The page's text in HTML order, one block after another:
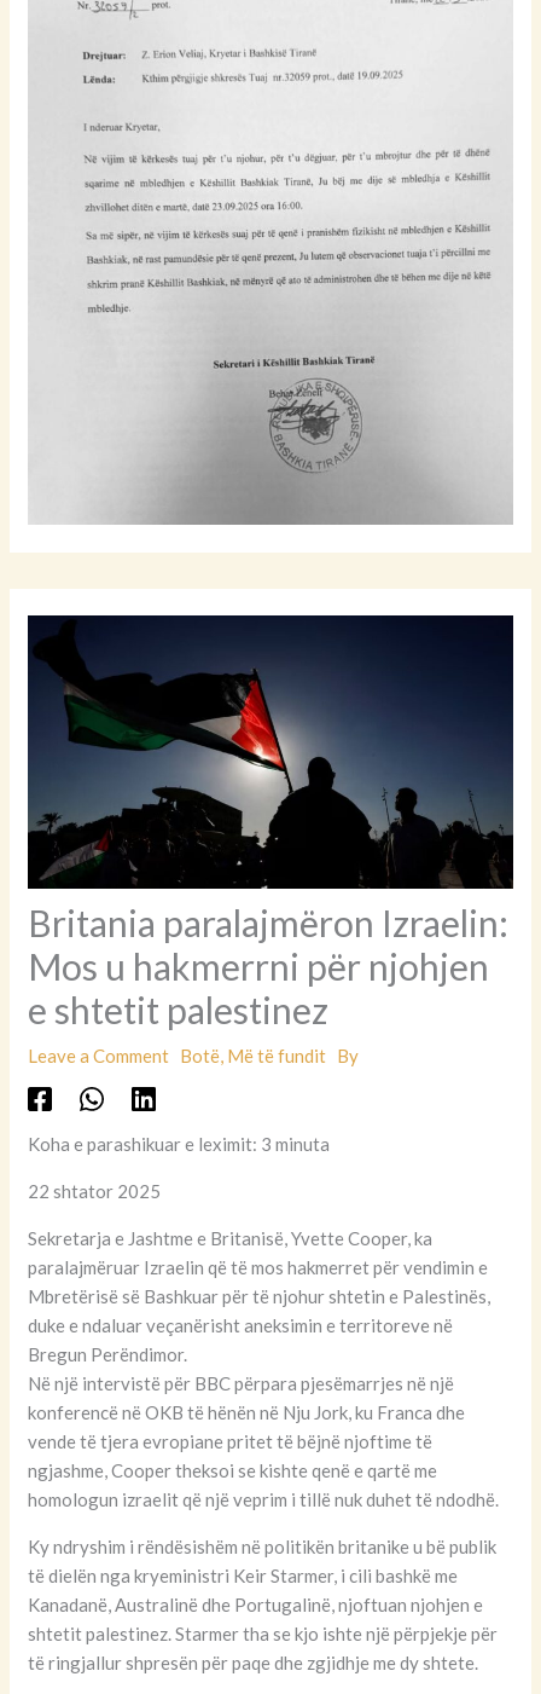
Britania paralajmëron Izraelin:
Mos u hakmerrni për njohjen
e shtetit palestinez
Leave a Comment Botë, Më të fundit By
Koha e parashikuar e leximit: 3 minuta
22 shtator 2025
Sekretarja e Jashtme e Britanisë, Yvette Cooper, ka
paralajmëruar Izraelin që të mos hakmerret për vendimin e
Mbretërisë së Bashkuar për të njohur shtetin e Palestinës,
duke e ndaluar veçanërisht aneksimin e territoreve në
Bregun Perëndimor.
Në një intervistë për BBC përpara pjesëmarrjes në një
konferencë në OKB të hënën në Nju Jork, ku Franca dhe
vende të tjera evropiane pritet të bëjnë njoftime të
ngjashme, Cooper theksoi se kishte qenë e qartë me
homologun izraelit që një veprim i tillë nuk duhet të ndodhë.
Ky ndryshim i rëndësishëm në politikën britanike u bë publik
të dielën nga kryeministri Keir Starmer, i cili bashkë me
Kanadanë, Australinë dhe Portugalinë, njoftuan njohjen e
shtetit palestinez. Starmer tha se kjo ishte një përpjekje për
të ringjallur shpresën për paqe dhe zgjidhje me dy shtete.